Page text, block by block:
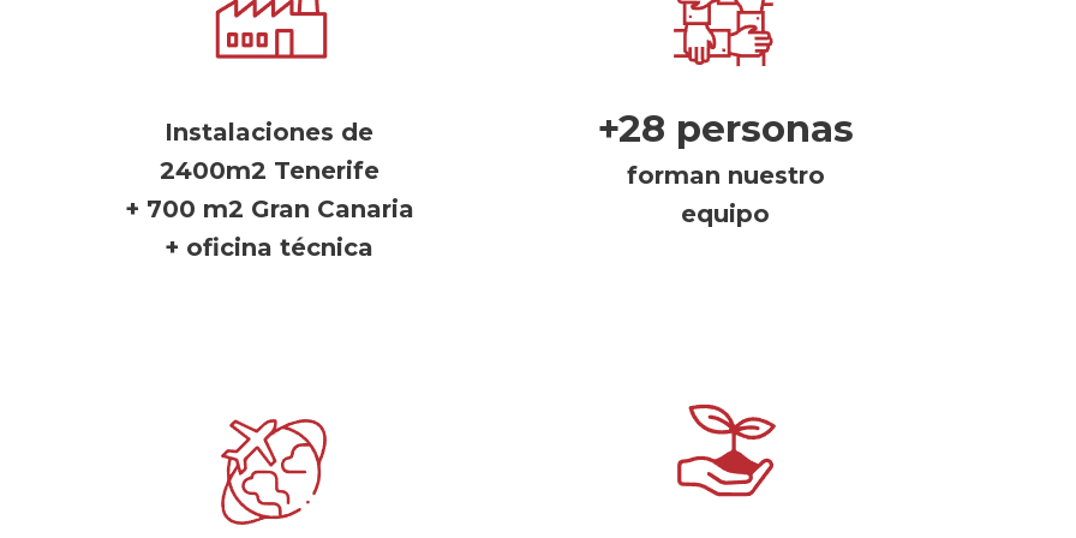
Instalaciones de
2400m2 Tenerife
+ 700 m2 Gran Canaria
+ oficina técnica
+28 personas
forman nuestro
equipo